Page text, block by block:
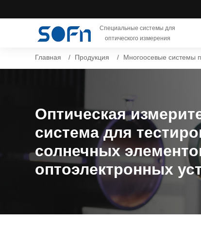
Специальные системы для
оптического измерения
Главная Продукция Многоосевые системы
Оптическая
система для
солнечных
оптоэлектронных